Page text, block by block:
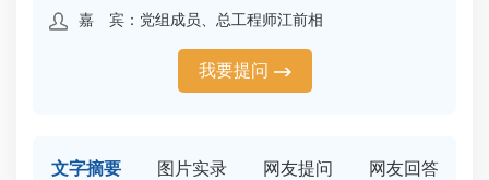
嘉 宾：党组成员、总工程师江前相
我要提问
文字摘要 图片实录 网友提问 网友回答